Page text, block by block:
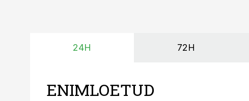
24H 72H
ENIMLOETUD